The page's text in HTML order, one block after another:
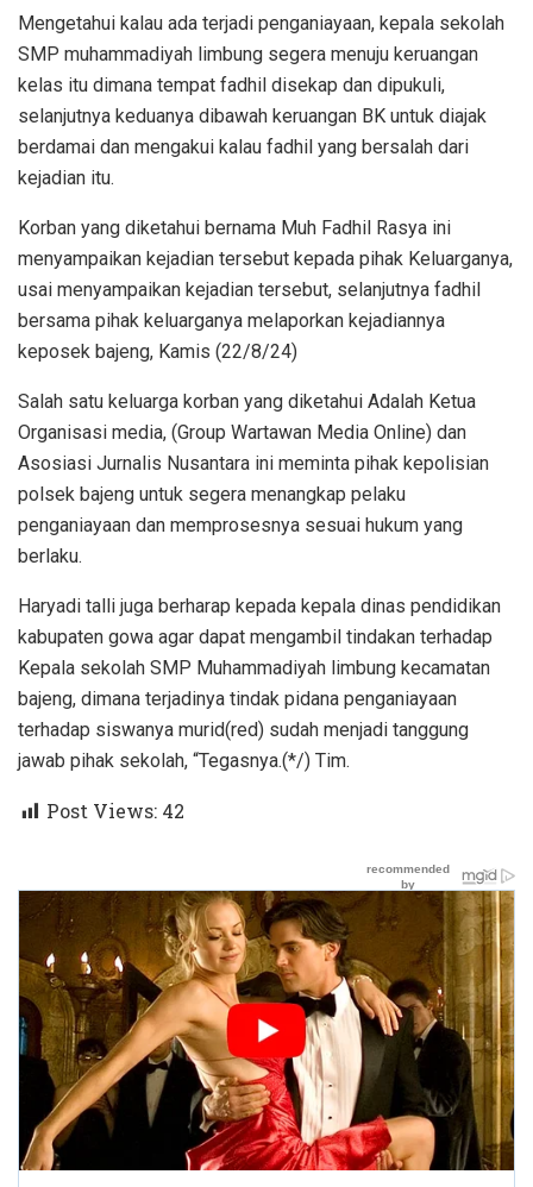
Mengetahui kalau ada terjadi penganiayaan, kepala sekolah
SMP muhammadiyah limbung segera menuju keruangan
kelas itu dimana tempat fadhil disekap dan dipukuli,
selanjutnya keduanya dibawah keruangan BK untuk diajak
berdamai dan mengakui kalau fadhil yang bersalah dari
kejadian itu.
Korban yang diketahui bernama Muh Fadhil Rasya ini
menyampaikan kejadian tersebut kepada pihak Keluarganya,
usai menyampaikan kejadian tersebut, selanjutnya fadhil
bersama pihak keluarganya melaporkan kejadiannya
keposek bajeng, Kamis (22/8/24)
Salah satu keluarga korban yang diketahui Adalah Ketua
Organisasi media, (Group Wartawan Media Online) dan
Asosiasi Jurnalis Nusantara ini meminta pihak kepolisian
polsek bajeng untuk segera menangkap pelaku
penganiayaan dan memprosesnya sesuai hukum yang
berlaku.
Haryadi talli juga berharap kepada kepala dinas pendidikan
kabupaten gowa agar dapat mengambil tindakan terhadap
Kepala sekolah SMP Muhammadiyah limbung kecamatan
bajeng, dimana terjadinya tindak pidana penganiayaan
terhadap siswanya murid(red) sudah menjadi tanggung
jawab pihak sekolah, “Tegasnya.(*/) Tim.
Post Views: 42